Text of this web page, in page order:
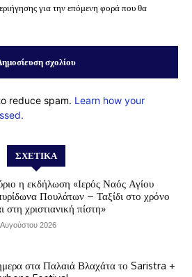
για την επόμενη φορά που θα
reduce spam. Learn how your
ΣΧΕΤΙΚΆ
η εκδήλωση «Ιερός Ναός Αγίου
Πουλάτων – Ταξίδι στο χρόνο
στη χριστιανική πίστη»
2026
στα Παλαιά Βλαχάτα το Saristra +